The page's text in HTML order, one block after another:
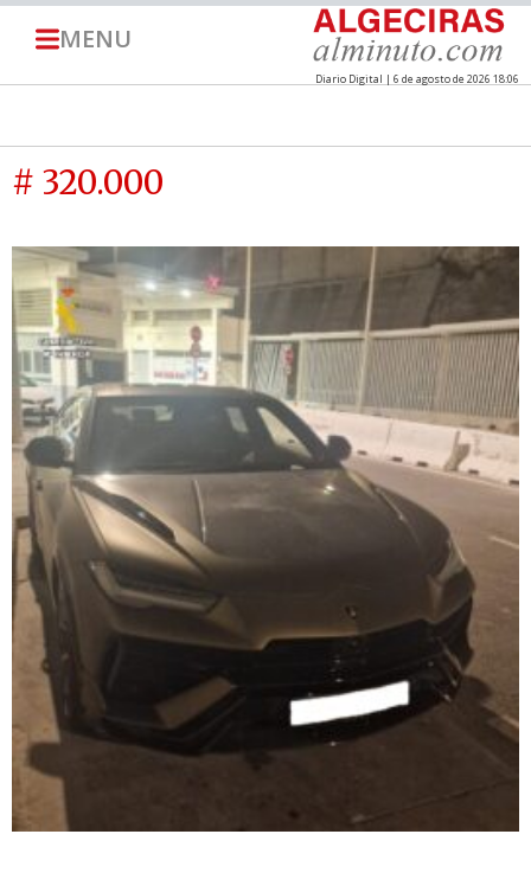
MENU
Diario Digital | 6 de agosto de 2026 18:06
# 320.000